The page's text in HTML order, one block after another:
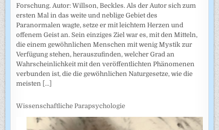
Forschung. Autor: Willson, Beckles. Als der Autor sich zum
ersten Mal in das weite und neblige Gebiet des
Paranormalen wagte, setze er mit leichtem Herzen und
offenem Geist an. Sein einziges Ziel war es, mit den Mitteln,
die einem gewöhnlichen Menschen mit wenig Mystik zur
Verfügung stehen, herauszufinden, welcher Grad an
Wahrscheinlichkeit mit den veröffentlichten Phänomenen
verbunden ist, die die gewöhnlichen Naturgesetze, wie die
meisten [...]
Wissenschaftliche Parapsychologie